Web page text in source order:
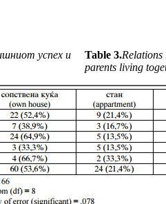
успех и
Table 3.Relations
parents living